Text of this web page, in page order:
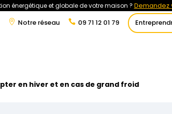
énergétique et globale de votre maison ? Demandez
Notre réseau
09 71 12 01 79
Énergétique Énergies Renouvelables
en hiver et en cas de grand froid